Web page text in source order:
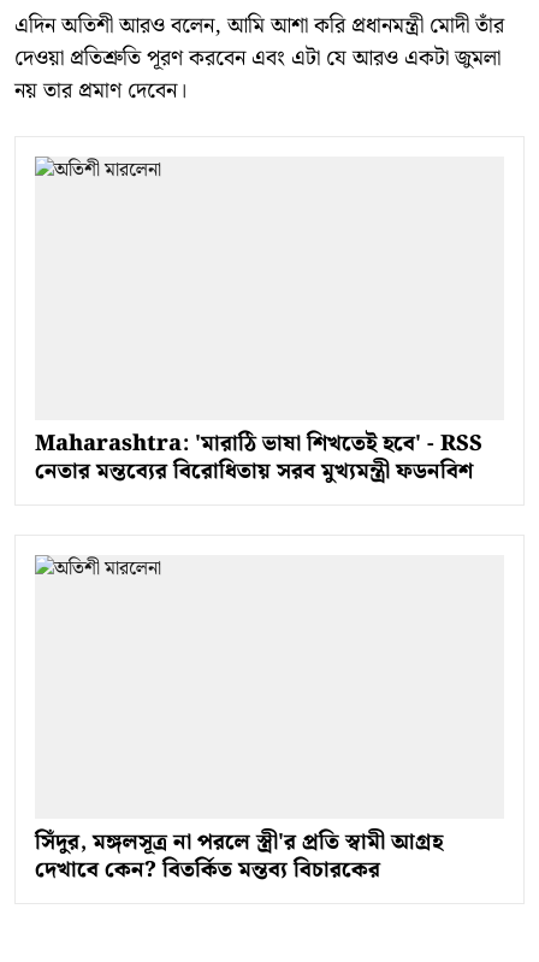
এদিন অতিশী আরও বলেন, আমি আশা করি প্রধানমন্ত্রী মোদী তাঁর
দেওয়া প্রতিশ্রুতি পূরণ করবেন এবং এটা যে আরও একটা জুমলা
নয় তার প্রমাণ দেবেন।
Maharashtra: 'মারাঠি ভাষা শিখতেই হবে' - RSS
নেতার মন্তব্যের বিরোধিতায় সরব মুখ্যমন্ত্রী ফডনবিশ
সিঁদুর, মঙ্গলসূত্র না পরলে স্ত্রী'র প্রতি স্বামী আগ্রহ
দেখাবে কেন? বিতর্কিত মন্তব্য বিচারকের